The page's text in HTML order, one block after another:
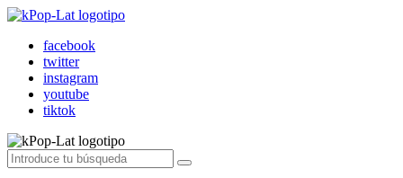
facebook
twitter
instagram
youtube
tiktok